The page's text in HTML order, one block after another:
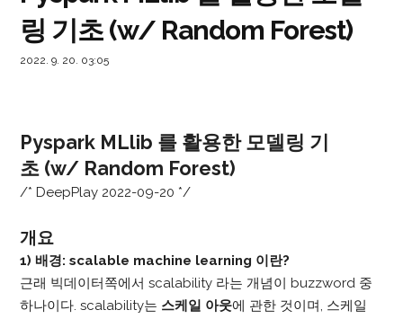
링 기초 (w/ Random Forest)
2022. 9. 20. 03:05
Pyspark MLlib 를 활용한 모델링 기
초 (w/ Random Forest)
/* DeepPlay 2022-09-20 */
개요
1) 배경: scalable machine learning 이란?
근래 빅데이터쪽에서 scalability 라는 개념이 buzzword 중
하나이다. scalability는 스케일 아웃에 관한 것이며, 스케일